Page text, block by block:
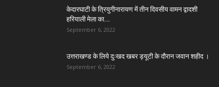
केदारघाटी के त्रियुगीनारायण में तीन दिवसीय वामन द्वादशी
हरियाली मेला का...
September 6, 2022
उत्तराखण्ड के लिये दुःखद खबर ड्यूटी के दौरान जवान शहीद ।
September 6, 2022